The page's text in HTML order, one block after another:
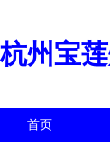
杭州宝
首页